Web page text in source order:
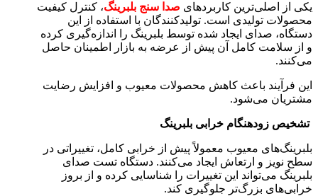
یکی از اصلی‌ترین کاربردهای صدا سنج بلبرینگ، کنترل کیفیت
محصولات تولیدی است. تولیدکنندگان با استفاده از این
دستگاه، صدای ایجاد شده توسط بلبرینگ را اندازه‌گیری کرده
و از سلامت کامل آن پیش از عرضه به بازار اطمینان حاصل
می‌کنند.
این فرآیند باعث کاهش محصولات معیوب و افزایش رضایت
مشتریان می‌شود.
تشخیص زودهنگام خرابی بلبرینگ
بلبرینگ‌های معیوب معمولاً پیش از خرابی کامل، تغییراتی در
سطح نویز و ارتعاش ایجاد می‌کنند. دستگاه تست صدای
بلبرینگ می‌تواند این تغییرات را شناسایی کرده و از بروز
خرابی‌های بزرگ‌تر جلوگیری کند.